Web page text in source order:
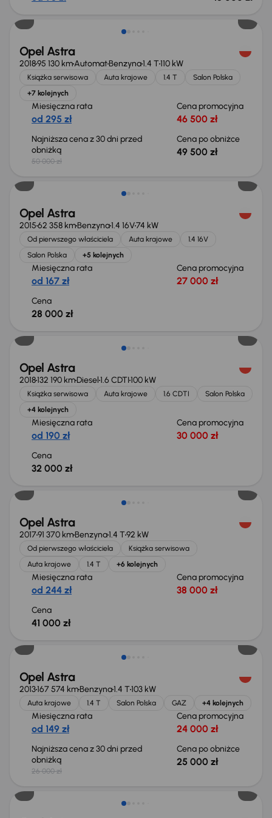
Taniej o 500 zł
Opel Astra
201895 130 kmAutomatBenzyna1.4 T110 kW
Książka serwisowa Auta krajowe 1.4 T
Salon Polska
+7 kolejnych
Miesięczna rata
od 295 zł
Cena promocyjna
46 500 zł
Najniższa cena z 30 dni przed
obniżką
50 000 zł
Cena po obniżce
49 500 zł
Opel Astra
201562 358 kmBenzyna1.4 16V74 kW
Od pierwszego właściciela Auta krajowe
1.4 16V
Salon Polska
+5 kolejnych
Miesięczna rata
od 167 zł
Cena promocyjna
27 000 zł
Cena
28 000 zł
Opel Astra
2018132 190 kmDiesel1.6 CDTI100 kW
Książka serwisowa Auta krajowe 1.6 CDTI
Salon Polska
+4 kolejnych
Miesięczna rata
od 190 zł
Cena promocyjna
30 000 zł
Cena
32 000 zł
Opel Astra
201791 370 kmBenzyna1.4 T92 kW
Od pierwszego właściciela
Książka serwisowa
Auta krajowe
1.4 T +6 kolejnych
Miesięczna rata
od 244 zł
Cena promocyjna
38 000 zł
Cena
41 000 zł
Opel Astra
2013167 574 kmBenzyna1.4 T103 kW
Auta krajowe 1.4 T Salon Polska GAZ +4 kolejnych
Miesięczna rata
od 149 zł
Cena promocyjna
24 000 zł
Najniższa cena z 30 dni przed
obniżką
26 000 zł
Cena po obniżce
25 000 zł
Taniej o 500 zł